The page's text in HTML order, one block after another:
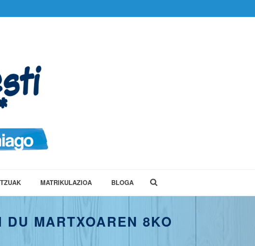
MATRIKULAZIOA BLOGA
MARTXOAREN 8KO